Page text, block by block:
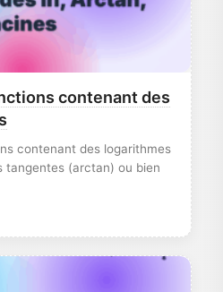
contenant des
contenant des logarithmes
tangentes (arctan) ou bien